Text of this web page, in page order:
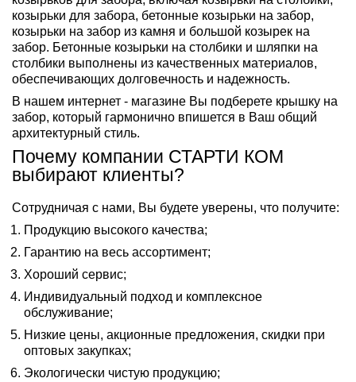
козырьки для забора, бетонные козырьки на забор,
козырьки на забор из камня и большой козырек на
забор. Бетонные козырьки на столбики и шляпки на
столбики выполнены из качественных материалов,
обеспечивающих долговечность и надежность.
В нашем интернет - магазине Вы подберете крышку на
забор, который гармонично впишется в Ваш общий
архитектурный стиль.
Почему компании СТАРТИ КОМ
выбирают клиенты?
Сотрудничая с нами, Вы будете уверены, что получите:
Продукцию высокого качества;
Гарантию на весь ассортимент;
Хороший сервис;
Индивидуальный подход и комплексное
обслуживание;
Низкие цены, акционные предложения, скидки при
оптовых закупках;
Экологически чистую продукцию;